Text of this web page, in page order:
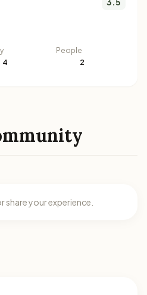
4
People
2
share your experience.